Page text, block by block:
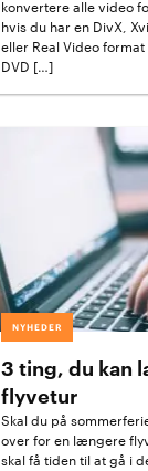
konvertere alle video
hvis du har en DivX,
eller Real Video
DVD […]
NYHEDER
3 ting, du kan
flyvetur
Skal du på
over for en længere
skal få tiden til at gå i